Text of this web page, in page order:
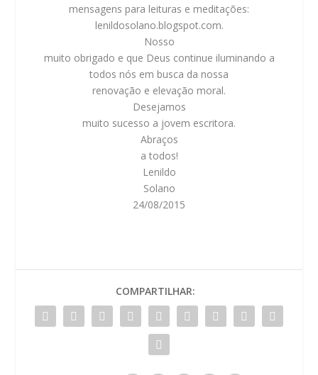
mensagens para leituras e meditações:
lenildosolano.blogspot.com.
Nosso
muito obrigado e que Deus continue iluminando a
todos nós em busca da nossa
renovação e elevação moral.
Desejamos
muito sucesso a jovem escritora.
Abraços
a todos!
Lenildo
Solano
24/08/2015
COMPARTILHAR: